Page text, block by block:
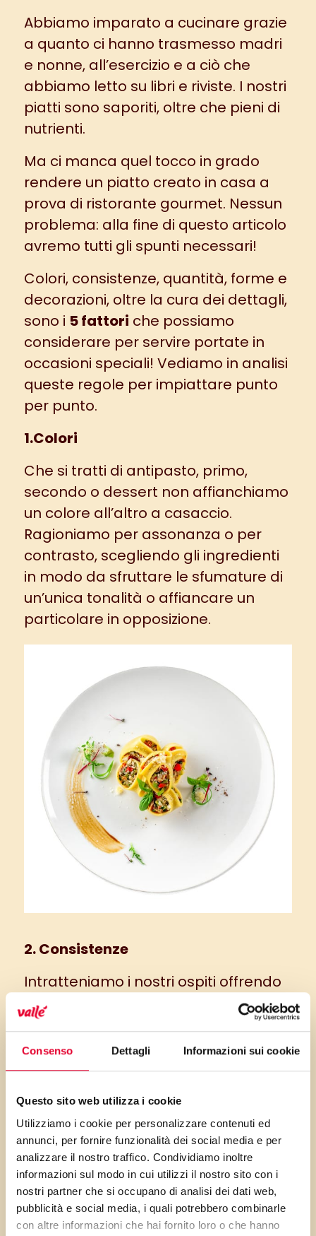
Consenso Dettagli Informazioni sui cookie
Questo sito web utilizza i cookie
Utilizziamo i cookie per personalizzare contenuti ed
annunci, per fornire funzionalità dei social media e per
analizzare il nostro traffico. Condividiamo inoltre
informazioni sul modo in cui utilizzi il nostro sito con i
nostri partner che si occupano di analisi dei dati web,
pubblicità e social media, i quali potrebbero combinarle
con altre informazioni che hai fornito loro o che hanno
Abbiamo imparato a cucinare grazie
a quanto ci hanno trasmesso madri
e nonne, all’esercizio e a ciò che
abbiamo letto su libri e riviste. I nostri
piatti sono saporiti, oltre che pieni di
nutrienti.
Ma ci manca quel tocco in grado
rendere un piatto creato in casa a
prova di ristorante gourmet. Nessun
problema: alla fine di questo articolo
avremo tutti gli spunti necessari!
Colori, consistenze, quantità, forme e
decorazioni, oltre la cura dei dettagli,
sono i 5 fattori che possiamo
considerare per servire portate in
occasioni speciali! Vediamo in analisi
queste regole per impiattare punto
per punto.
1.Colori
Che si tratti di antipasto, primo,
secondo o dessert non affianchiamo
un colore all’altro a casaccio.
Ragioniamo per assonanza o per
contrasto, scegliendo gli ingredienti
in modo da sfruttare le sfumature di
un’unica tonalità o affiancare un
particolare in opposizione.
2. Consistenze
Intratteniamo i nostri ospiti offrendo
loro una ricetta che contempli
diverse durezze. Un morbido risotto,
ad esempio, diventa più interessante
se lo completiamo con unacialdao
elemento croccante.
3. Quantità
Diceva l’iconica Chanel “Less is
more”;dosiamo le porzionie gli
elementi nei piatti in modo elegante,